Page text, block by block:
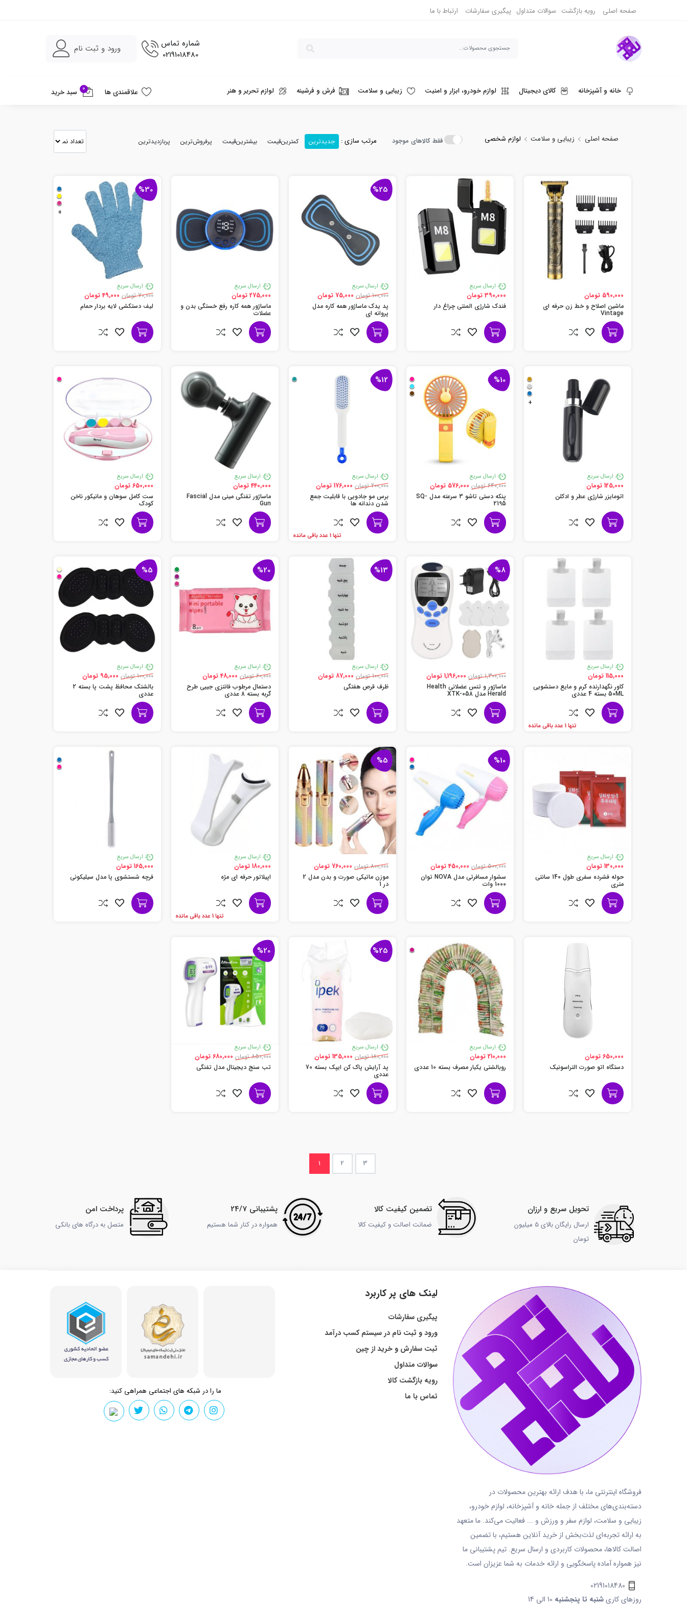
صفحه اصلی رویه بازگشت سوالات متداول پیگیری سفارشات ارتباط با ما
شماره تماس
02191018480
ورود و ثبت نام
خانه و آشپزخانه کالای دیجیتال لوازم خودرو، ابزار و امنیت زیبایی و سلامت فرش و فرشینه لوازم تحریر و هنر علاقمندی ها 0 سبد خرید
صفحه اصلی زیبایی و سلامت لوازم شخصی فقط کالاهای موجود مرتب سازی : جدیدترین کمترین‌قیمت بیشترین‌قیمت پرفروش‌ترین پربازدیدترین
590,000 تومان
ماشین اصلاح و خط زن حرفه ای
Vintage
ارسال سریع
390,000 تومان
فندک شارژی المنتی چراغ دار
%25
ارسال سریع
100,000 تومان
75,000 تومان
پد یدک ماساژور همه کاره مدل
پروانه ای
ارسال سریع
275,000 تومان
ماساژور همه کاره رفع خستگی بدن و
عضلات
%30
+
ارسال سریع
70,000 تومان
49,000 تومان
لیف دستکشی لایه بردار حمام
+
ارسال سریع
125,000 تومان
اتومایزر شارژی عطر و ادکلن
%10
ارسال سریع
640,000 تومان
576,000 تومان
پنکه دستی تاشو 3 سرعته مدل SQ-
2195
%12
ارسال سریع
200,000 تومان
176,000 تومان
برس مو جادویی با قابلیت جمع
شدن دندانه ها
تنها 1 عدد باقی مانده
ارسال سریع
440,000 تومان
ماساژور تفنگی مینی مدل Fascial
Gun
ارسال سریع
650,000 تومان
ست کامل سوهان و مانیکور ناخن
کودک
ارسال سریع
115,000 تومان
کاور نگهدارنده کرم و مایع دستشویی
50ML بسته 4 عددی
تنها 1 عدد باقی مانده
%8
1,300,000 تومان
1,196,000 تومان
ماساژور و تنس عضلانی Health
Herald مدل XTK-058
%13
ارسال سریع
100,000 تومان
87,000 تومان
ظرف قرص هفتگی
%20
ارسال سریع
60,000 تومان
48,000 تومان
دستمال مرطوب فانتزی جیبی طرح
گربه بسته 8 عددی
%5
ارسال سریع
100,000 تومان
95,000 تومان
بالشتک محافظ پشت پا بسته 2
عددی
ارسال سریع
130,000 تومان
حوله فشرده سفری طول 140 سانتی
متری
%10
500,000 تومان
450,000 تومان
سشوار مسافرتی مدل NOVA توان
1000 وات
%5
800,000 تومان
760,000 تومان
موزن ماتیکی صورت و بدن مدل 2
در 1
ارسال سریع
180,000 تومان
اپیلاتور حرفه ای مژه
تنها 1 عدد باقی مانده
ارسال سریع
165,000 تومان
فرچه شستشوی پا مدل سیلیکونی
650,000 تومان
دستگاه اتو صورت التراسونیک
ارسال سریع
210,000 تومان
روبالشتی یکبار مصرف بسته 10 عددی
%25
ارسال سریع
180,000 تومان
135,000 تومان
پد آرایش پاک کن ایپک بسته 70
عددی
%20
ارسال سریع
850,000 تومان
680,000 تومان
تب سنج دیجیتال مدل تفنگی
1 2 3
تحویل سریع و ارزان
ارسال رایگان بالای 5 میلیون
تومان
تضمین کیفیت کالا
ضمانت اصالت و کیفیت کالا
پشتیبانی 24/7
همواره در کنار شما هستیم
پرداخت امن
متصل به درگاه های بانکی
فروشگاه اینترنتی ما، با هدف ارائه بهترین محصولات در
دسته‌بندی‌های مختلف از جمله خانه و آشپزخانه، لوازم خودرو،
زیبایی و سلامت، لوازم سفر و ورزش و ... فعالیت می‌کند. ما متعهد
به ارائه تجربه‌ای لذت‌بخش از خرید آنلاین هستیم، با تضمین
اصالت کالاها، محصولات کاربردی و ارسال سریع. تیم پشتیبانی ما
نیز همواره آماده پاسخگویی و ارائه خدمات به شما عزیزان است.
02191018480
روزهای کاریشنبه تا پنجشنبه
لینک های پر کاربرد
پیگیری سفارشات
ورود و ثبت نام در سیستم کسب درآمد
ثبت سفارش و خرید از چین
سوالات متداول
رویه بازگشت کالا
تماس با ما
ما را در شبکه های اجتماعی همراهی کنید: